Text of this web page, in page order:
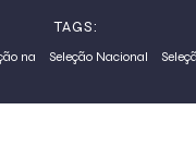
TAGS:
na Seleção Nacional